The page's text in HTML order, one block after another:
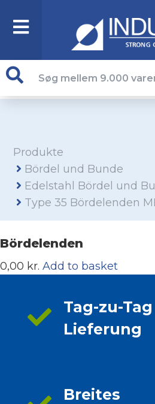
Produkte
Bördel und Bunde
Edelstahl Bördel und
Type 35 Bördelenden
Bördelenden
0,00 kr. Add to basket
Tag-zu-Tag
Lieferung
Breites